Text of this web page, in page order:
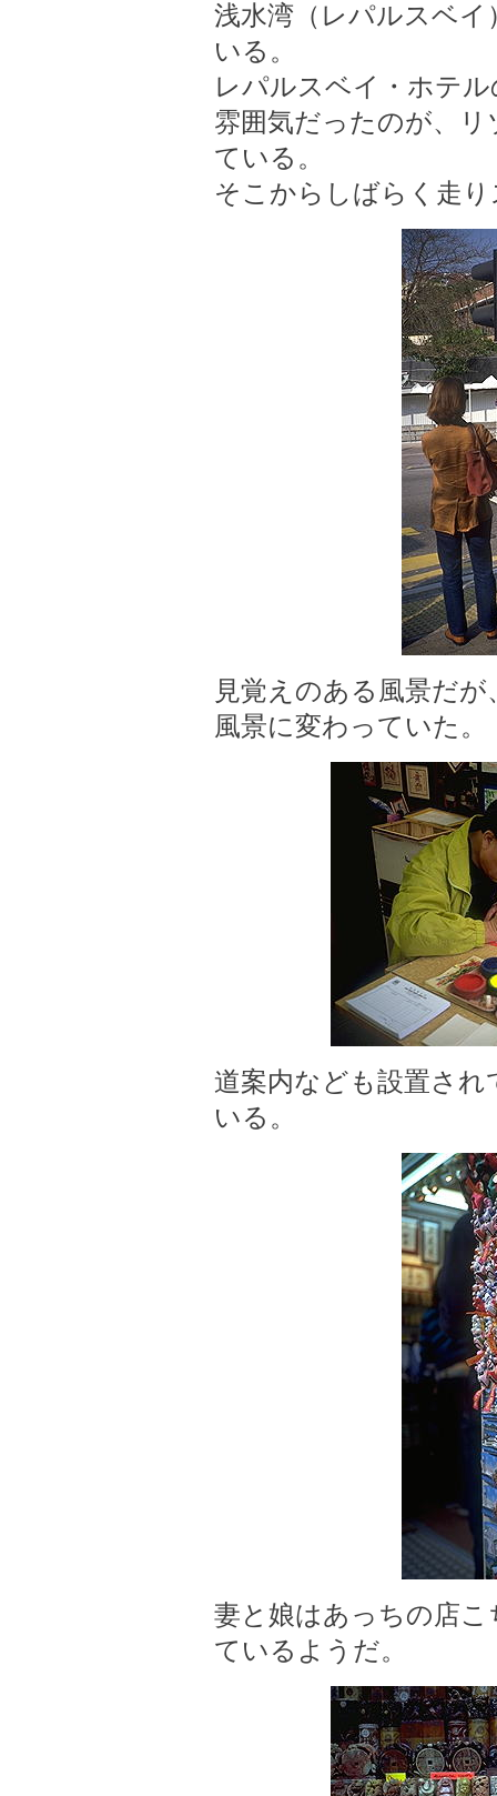
浅水湾（レパルスベ
いる。
レパルスベイ・ホテ
雰囲気だったのが、
ている。
そこからしばらく走
見覚えのある風景だ
風景に変わっていた。
道案内なども設置さ
いる。
妻と娘はあっちの店
ているようだ。